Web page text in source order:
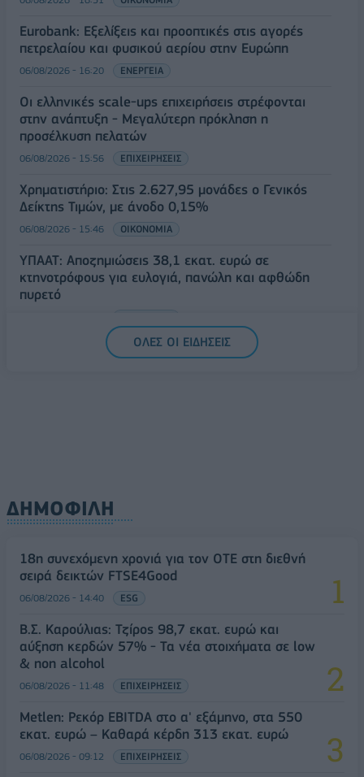
Eurobank: Εξελίξεις και προοπτικές στις αγορές
πετρελαίου και φυσικού αερίου στην Ευρώπη
06/08/2026 - 16:20 ΕΝΕΡΓΕΙΑ
Οι ελληνικές scale-ups επιχειρήσεις στρέφονται
στην ανάπτυξη - Μεγαλύτερη πρόκληση η
προσέλκυση πελατών
06/08/2026 - 15:56 ΕΠΙΧΕΙΡΗΣΕΙΣ
Χρηματιστήριο: Στις 2.627,95 μονάδες ο Γενικός
Δείκτης Τιμών, με άνοδο 0,15%
06/08/2026 - 15:46 ΟΙΚΟΝΟΜΙΑ
ΥΠΑΑΤ: Αποζημιώσεις 38,1 εκατ. ευρώ σε
κτηνοτρόφους για ευλογιά, πανώλη και αφθώδη
πυρετό
ΟΛΕΣ ΟΙ ΕΙΔΗΣΕΙΣ
ΔΗΜΟΦΙΛΗ
18η συνεχόμενη χρονιά για τον ΟΤΕ στη διεθνή
σειρά δεικτών FTSE4Good
06/08/2026 - 14:40 ESG
Β.Σ. Καρούλιας: Τζίρος 98,7 εκατ. ευρώ και
αύξηση κερδών 57% - Τα νέα στοιχήματα σε low
& non alcohol
06/08/2026 - 11:48 ΕΠΙΧΕΙΡΗΣΕΙΣ
Metlen: Ρεκόρ EBITDA στο α' εξάμηνο, στα 550
εκατ. ευρώ – Καθαρά κέρδη 313 εκατ. ευρώ
06/08/2026 - 09:12 ΕΠΙΧΕΙΡΗΣΕΙΣ